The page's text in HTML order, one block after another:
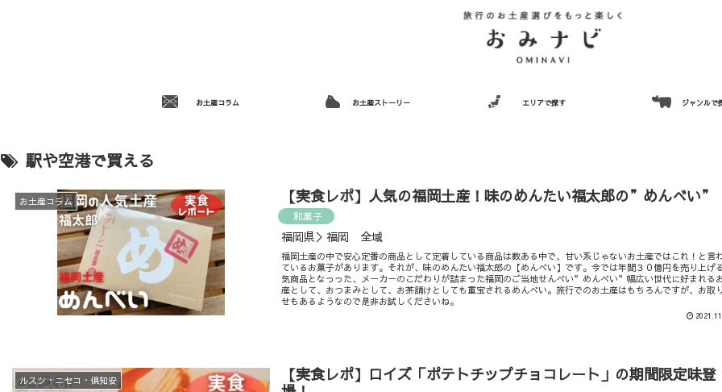
お土産コラム お土産ストーリー エリアで探す ジャンルで
駅や空港で買える
お土産コラム 【実食レポ】人気の福岡土産！味のめんたい福太郎の”めんべい”
和菓子
福岡県＞福岡 全域
福岡土産の中で安心定番の商品として定着している商品は数ある中で、甘い系じゃないお土産ではこれ！と言
ているお菓子があります。それが、味のめんたい福太郎の【めんべい】です。今では年間３０億円を売り上げ
気商品となっった、メーカーのこだわりが詰まった福岡のご当地せんべい”めんべい”幅広い世代に好まれる
産として、おつまみとして、お茶請けとしても重宝されるめんべい。旅行でのお土産はもちろんですが、お取
せもあるようなので是非お試しくださいね。
ルスツ・ニセコ・倶知安
【実食レポ】ロイズ「ポテトチップチョコレート」の期間限定味登